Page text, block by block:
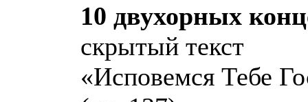
10 двухорных
скрытый текст
«Исповемся Тебе